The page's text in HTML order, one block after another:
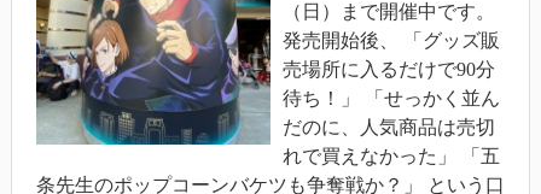
（日）まで開催中です。
発売開始後、 「グッズ販
売場所に入るだけで90分
待ち！」 「せっかく並ん
だのに、人気商品は売切
れで買えなかった」 「五
条先生のポップコーンバケツも争奪戦か？」 という口